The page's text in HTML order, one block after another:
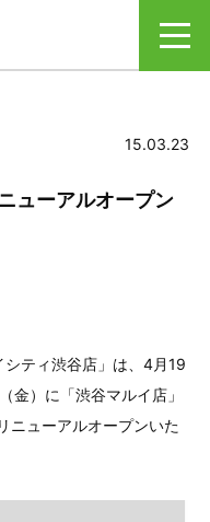
15.03.23
ューアルオープン
ティ渋谷店」は、4月19
金）に「渋谷マルイ店」
ニューアルオープンいた